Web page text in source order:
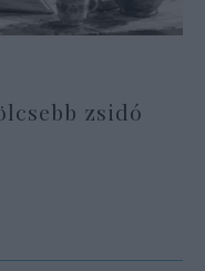
zsidó